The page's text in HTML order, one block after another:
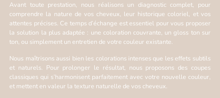
Avant toute prestation, nous réalisons un diagnostic complet, pour
comprendre la nature de vos cheveux, leur historique coloriel, et vos
attentes précises. Ce temps d’échange est essentiel pour vous proposer
la solution la plus adaptée : une coloration couvrante, un gloss ton sur
ton, ou simplement un entretien de votre couleur existante.
Nous maîtrisons aussi bien les colorations intenses que les effets subtils
et naturels. Pour prolonger le résultat, nous proposons des coupes
classiques qui s’harmonisent parfaitement avec votre nouvelle couleur,
et mettent en valeur la texture naturelle de vos cheveux.